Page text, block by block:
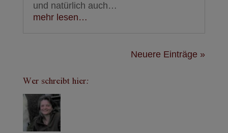
und natürlich auch…
mehr lesen…
Neuere Einträge »
Wer schreibt hier: